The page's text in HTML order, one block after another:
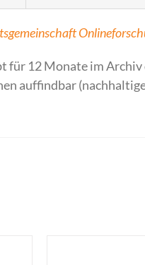
für 12 Monate im
auffindbar